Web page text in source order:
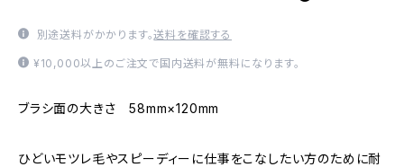
別途送料がかかります。送料を確認する
¥10,000以上のご注文で国内送料が無料になります。
ブラシ面の大きさ 58mm×120mm
ひどいモツレ毛やスピーディーに仕事をこなしたい方のために耐